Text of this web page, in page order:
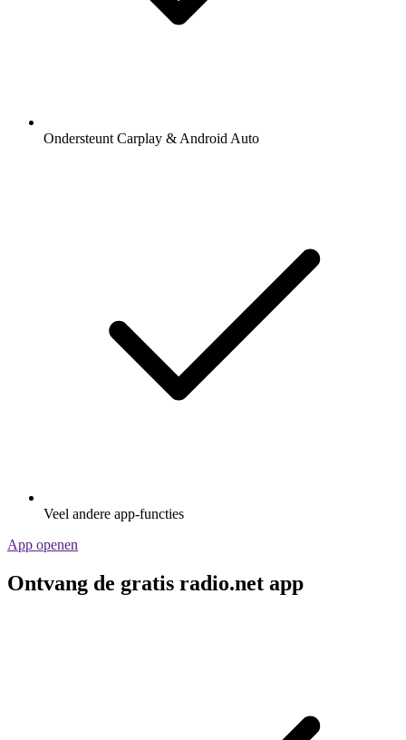
Ondersteunt Carplay & Android Auto
Veel andere app-functies
App openen
Ontvang de gratis radio.net app